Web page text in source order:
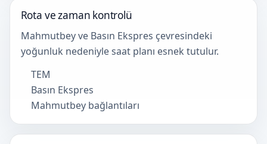
Rota ve zaman kontrolü
Mahmutbey ve Basın Ekspres çevresindeki
yoğunluk nedeniyle saat planı esnek tutulur.
TEM
Basın Ekspres
Mahmutbey bağlantıları